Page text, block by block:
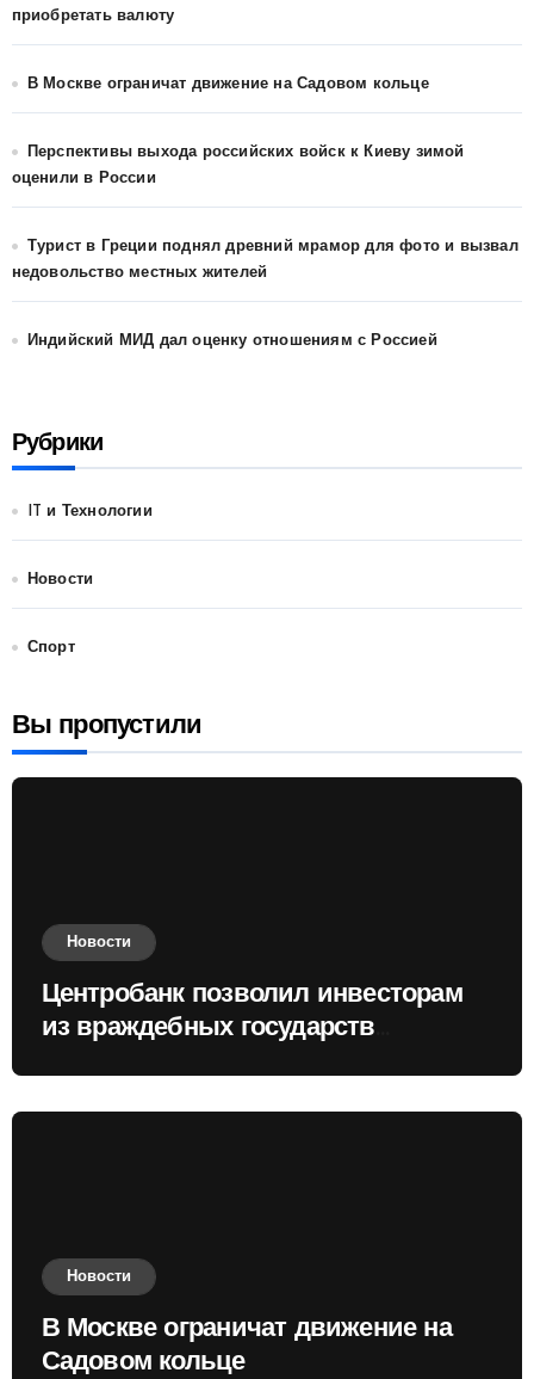
приобретать валюту
В Москве ограничат движение на Садовом кольце
Перспективы выхода российских войск к Киеву зимой
оценили в России
Турист в Греции поднял древний мрамор для фото и вызвал
недовольство местных жителей
Индийский МИД дал оценку отношениям с Россией
Рубрики
IT и Технологии
Новости
Спорт
Вы пропустили
Новости
Центробанк позволил инвесторам
из враждебных государств
Новости
В Москве ограничат движение на
Садовом кольце